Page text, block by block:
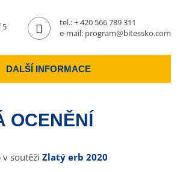
5
tel.:+ 420 566 789 311
e-mail: program@bitessko.com
DALŠÍ INFORMACE
OCENĚNÍ
v soutěži Zlatý erb 2020